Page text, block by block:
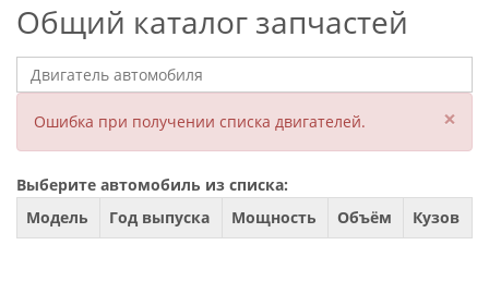
Общий каталог запчастей
Ошибка при получении списка двигателей. ×
Выберите автомобиль из списка:
Модель
Год выпуска Мощность Объём Кузов